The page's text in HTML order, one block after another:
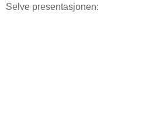
Selve presentasjonen: